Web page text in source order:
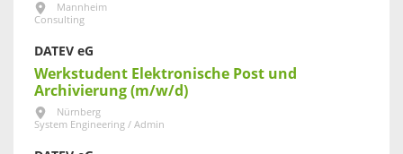
Mannheim
Consulting
DATEV eG
Werkstudent Elektronische Post und
Archivierung (m/w/d)
Nürnberg
System Engineering / Admin